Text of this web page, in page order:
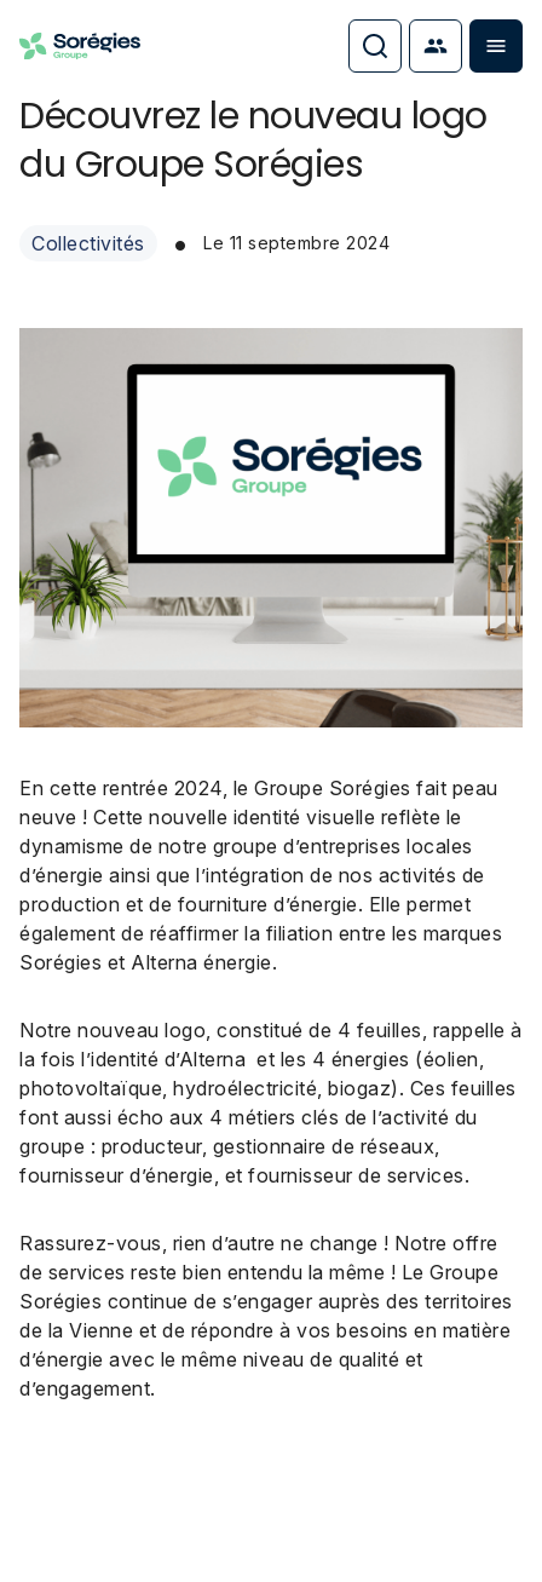
Découvrez le nouveau logo
du Groupe Sorégies
Collectivités • Le 11 septembre 2024
En cette rentrée 2024, le Groupe Sorégies fait peau
neuve ! Cette nouvelle identité visuelle reflète le
dynamisme de notre groupe d’entreprises locales
d’énergie ainsi que l’intégration de nos activités de
production et de fourniture d’énergie. Elle permet
également de réaffirmer la filiation entre les marques
Sorégies et Alterna énergie.
Notre nouveau logo, constitué de 4 feuilles, rappelle à
la fois l’identité d’Alterna et les 4 énergies (éolien,
photovoltaïque, hydroélectricité, biogaz). Ces feuilles
font aussi écho aux 4 métiers clés de l’activité du
groupe : producteur, gestionnaire de réseaux,
fournisseur d’énergie, et fournisseur de services.
Rassurez-vous, rien d’autre ne change ! Notre offre
de services reste bien entendu la même ! Le Groupe
Sorégies continue de s’engager auprès des territoires
de la Vienne et de répondre à vos besoins en matière
d’énergie avec le même niveau de qualité et
d’engagement.